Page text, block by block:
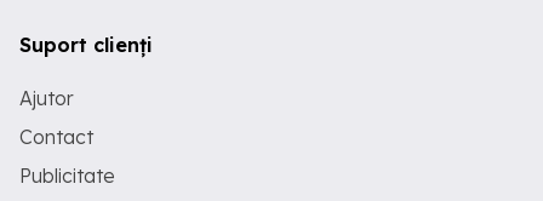
Suport clienți
Ajutor
Contact
Publicitate